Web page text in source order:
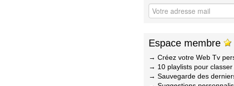
Espace membre
→ Créez votre Web Tv
→ 10 playlists pour classer
→ Sauvegarde des